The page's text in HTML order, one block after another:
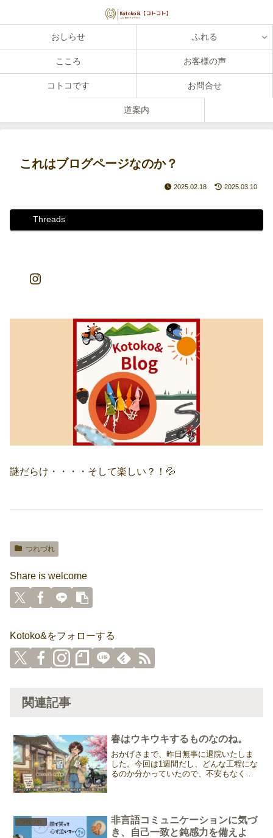
おしらせ ふれる
こころ お客様の声
コトコです お問合せ
道案内
これはブログページなのか？
2025.02.18 2025.03.10
Threads
謎だらけ・・・・そして楽しい？！💦
つれづれ
Share is welcome
Kotoko&をフォローする
関連記事
つれづれ 春はウキウキするものなのね。
おかげさまで、昨日無事に退院いたしま
した。今回は1週間だし、どんな工程にな
るのか分かっていたので、不安もなく過
つれづれ
非言語コミュニケーションに気づ
き、自己一致と鈍感力を備えよ